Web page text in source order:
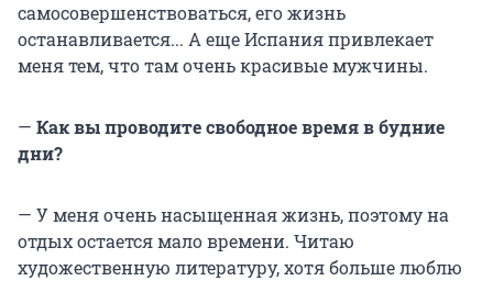
самосовершенствоваться, его жизнь
останавливается... А еще Испания привлекает
меня тем, что там очень красивые мужчины.
— Как вы проводите свободное время в будние
дни?
— У меня очень насыщенная жизнь, поэтому на
отдых остается мало времени. Читаю
художественную литературу, хотя больше люблю